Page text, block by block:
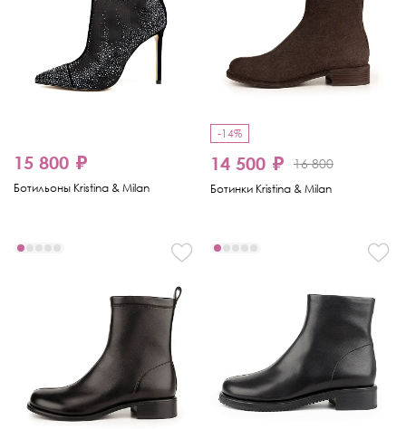
15 800 ₽
Ботильоны Kristina & Milan
-14%
14 500 ₽ 16 800
Ботинки Kristina & Milan